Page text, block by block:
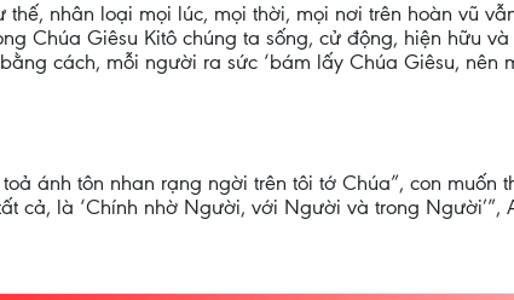
nhân loại mọi lúc, mọi thời, mọi nơi trên hoàn vũ
Chúa Giêsu Kitô chúng ta sống, cử động, hiện hữu
cách, mỗi người ra sức ‘bám lấy Chúa Giêsu, nên
ánh tôn nhan rạng ngời trên tôi tớ Chúa”, con
cả, là ‘Chính nhờ Người, với Người và trong Người’”,